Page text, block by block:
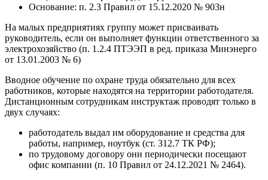
Основание: п. 2.3 Правил от 15.12.2020 № 903н
На малых предприятиях группу может присваивать
руководитель, если он выполняет функции ответственного за
электрохозяйство (п. 1.2.4 ПТЭЭП в ред. приказа Минэнерго
от 13.01.2003 № 6)
Вводное обучение по охране труда обязательно для всех
работников, которые находятся на территории работодателя.
Дистанционным сотрудникам инструктаж проводят только в
двух случаях:
работодатель выдал им оборудование и средства для
работы, например, ноутбук (ст. 312.7 ТК РФ);
по трудовому договору они периодически посещают
офис компании (п. 10 Правил от 24.12.2021 № 2464).